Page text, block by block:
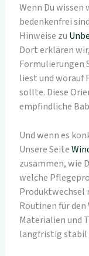
Wenn Du
bedenkenfrei
Hinweise zu
Dort erklären
Formulierungen
liest und worauf
sollte. Diese
empfindliche
Und wenn es
Unsere Seite
zusammen, wie
welche
Produktwechsel
Routinen für
Materialien und
langfristig